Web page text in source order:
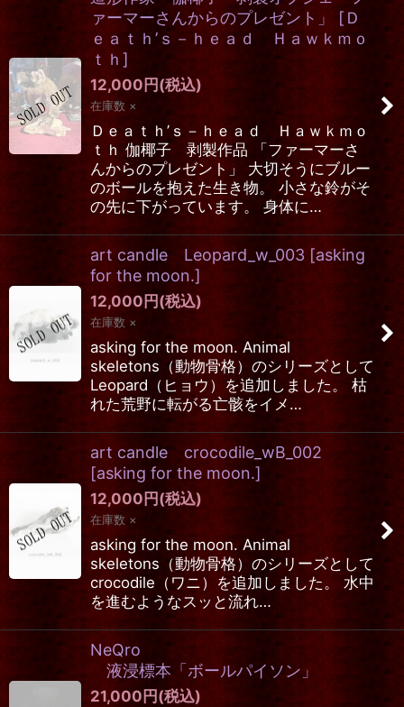
ァーマーさんからのプレゼント」
[ Ｄ
ｅａｔｈ’ｓ－ｈｅａｄ Ｈａｗｋｍｏ
ｔｈ ]
12,000 円 (税込)
在庫数 ×
Ｄｅａｔｈ’ｓ－ｈｅａｄ Ｈａｗｋｍｏ
ｔｈ 伽椰子 剥製作品 「ファーマーさ
んからのプレゼント」 大切そうにブルー
のボールを抱えた生き物。 小さな鈴がそ
の先に下がっています。 身体に…
art candle Leopard_w_003 [asking
for the moon.]
12,000 円 (税込)
在庫数 ×
asking for the moon. Animal
skeletons（動物骨格）のシリーズとして
Leopard（ヒョウ）を追加しました。 枯
れた荒野に転がる亡骸をイメ…
art candle crocodile_wB_002
[asking for the moon.]
12,000 円 (税込)
在庫数 ×
asking for the moon. Animal
skeletons（動物骨格）のシリーズとして
crocodile（ワニ）を追加しました。 水中
を進むようなスッと流れ…
NeQro
液浸標本「ボールパイソン」
21,000 円 (税込)